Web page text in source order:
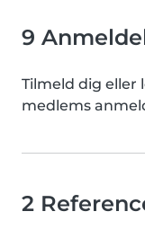
9
Tilmeld dig eller
medlems
2